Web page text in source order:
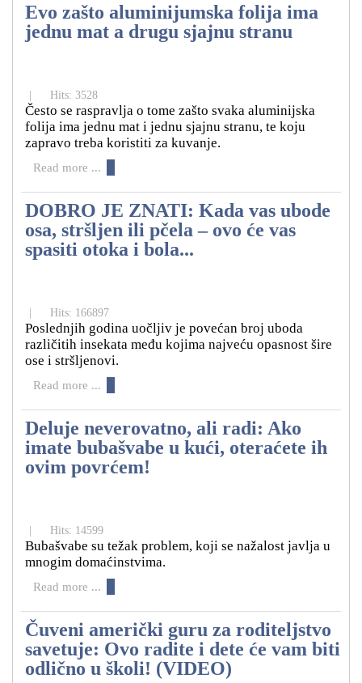
Evo zašto aluminijumska folija ima
jednu mat a drugu sjajnu stranu
| Hits: 3528
Često se raspravlja o tome zašto svaka aluminijska
folija ima jednu mat i jednu sjajnu stranu, te koju
zapravo treba koristiti za kuvanje.
Read more ...
DOBRO JE ZNATI: Kada vas ubode
osa, stršljen ili pčela – ovo će vas
spasiti otoka i bola...
| Hits: 166897
Poslednjih godina uočljiv je povećan broj uboda
različitih insekata među kojima najveću opasnost šire
ose i stršljenovi.
Read more ...
Deluje neverovatno, ali radi: Ako
imate bubašvabe u kući, oteraćete ih
ovim povrćem!
| Hits: 14599
Bubašvabe su težak problem, koji se nažalost javlja u
mnogim domaćinstvima.
Read more ...
Čuveni američki guru za roditeljstvo
savetuje: Ovo radite i dete će vam biti
odlično u školi! (VIDEO)